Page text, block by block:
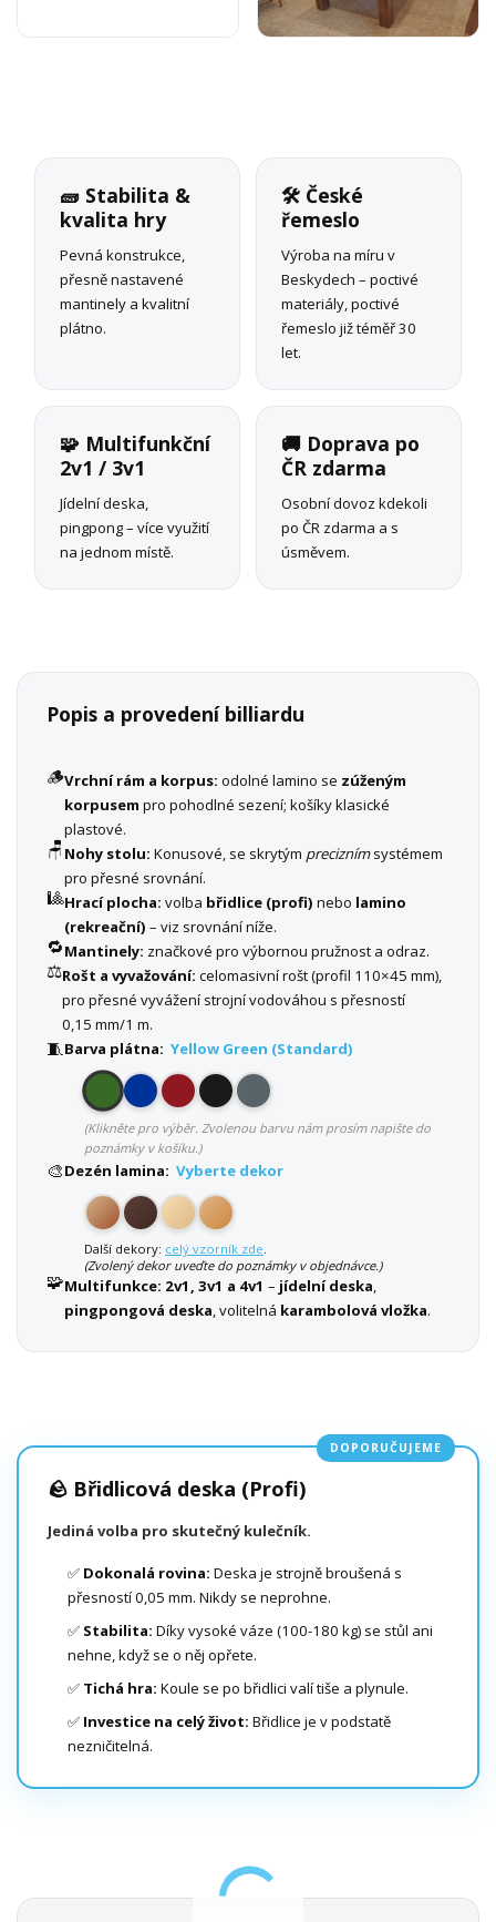
🧱 Stabilita &
kvalita hry
Pevná konstrukce,
přesně nastavené
mantinely a kvalitní
plátno.
🛠 České
řemeslo
Výroba na míru v
Beskydech – poctivé
materiály, poctivé
řemeslo již téměř 30
let.
🧩 Multifunkční
2v1 / 3v1
Jídelní deska,
pingpong – více využití
na jednom místě.
🚚 Doprava po
ČR zdarma
Osobní dovoz kdekoli
po ČR zdarma a s
úsměvem.
Popis a provedení billiardu
🪵Vrchní rám a korpus: odolné lamino se zúženým
korpusem pro pohodlné sezení; košíky klasické
plastové.
🪑 Nohy stolu: Konusové, se skrytým preciznímsystémem
pro přesné srovnání.
🎱Hrací plocha: volba břidlice (profi) nebo lamino
(rekreační) – viz srovnání níže.
🔁Mantinely: značkové pro výbornou pružnost a odraz.
⚖️Rošt a vyvažování: celomasivní rošt (profil 110×45 mm),
pro přesné vyvážení strojní vodováhou s přesností
0,15 mm/1 m.
🧵Barva plátna: Yellow Green (Standard)
(Klikněte pro výběr. Zvolenou barvu nám prosím napište do
poznámky v košíku.)
🎨Dezén lamina: Vyberte dekor
Další dekory: celý vzorník zde.
(Zvolený dekor uveďte do poznámky v objednávce.)
🧩Multifunkce: 2v1, 3v1 a 4v1 – jídelní deska,
pingpongová deska, volitelná karambolová vložka.
DOPORUČUJEME
🪨 Břidlicová deska (Profi)
Jediná volba pro skutečný kulečník.
✅ Dokonalá rovina: Deska je strojně broušená s
přesností 0,05 mm. Nikdy se neprohne.
✅ Stabilita: Díky vysoké váze (100-180 kg) se stůl ani
nehne, když se o něj opřete.
✅ Tichá hra: Koule se po břidlici valí tiše a plynule.
✅ Investice na celý život: Břidlice je v podstatě
nezničitelná.